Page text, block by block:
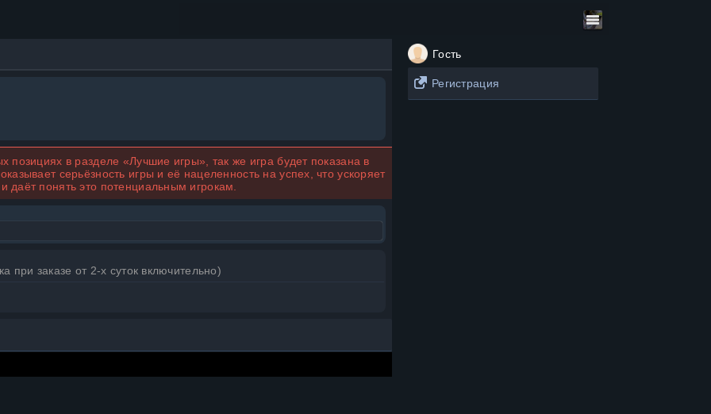
Гость
Регистрация
позициях в разделе «Лучшие игры», так же игра будет показана в
серьёзность игры и её нацеленность на успех, что ускоряет
понять это потенциальным игрокам.
при заказе от 2-х суток включительно)